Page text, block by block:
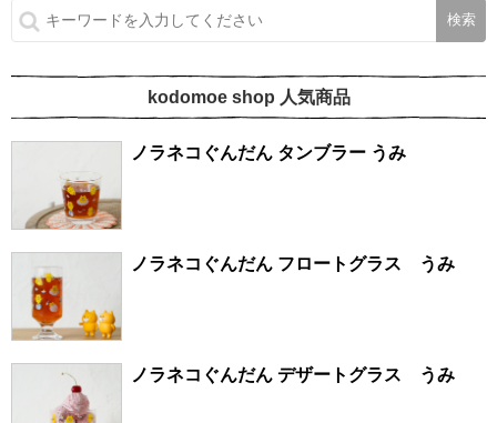
kodomoe shop 人気商品
ノラネコぐんだん タンブラー うみ
ノラネコぐんだん フロートグラス うみ
ノラネコぐんだん デザートグラス うみ